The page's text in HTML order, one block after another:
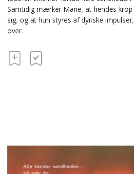
Samtidig mærker Marie, at hendes
sig, og at hun styres af dyriske
over.